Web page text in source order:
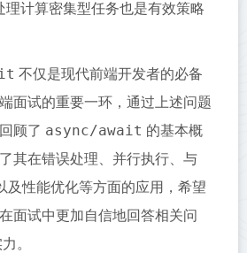
理计算密集型任务也是有效策略
不仅是现代前端开发者的必备
面试的重要一环，通过上述问题
顾了 async/await 的基本概
其在错误处理、并行执行、与
及性能优化等方面的应用，希望
面试中更加自信地回答相关问
。